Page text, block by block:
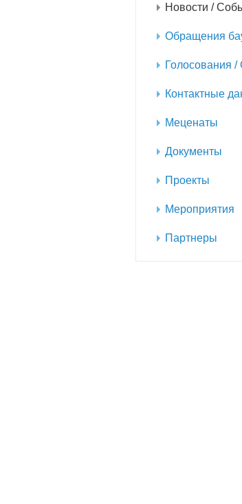
Новости /
Обращения
Голосования
Контактные
Меценаты
Документы
Проекты
Мероприятия
Партнеры